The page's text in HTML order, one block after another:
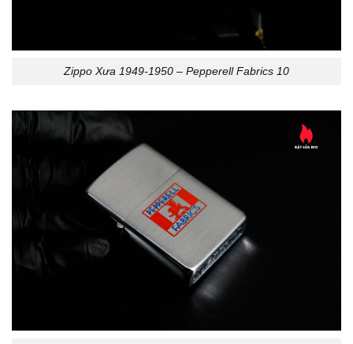
Zippo Xưa 1949-1950 – Pepperell Fabrics 10